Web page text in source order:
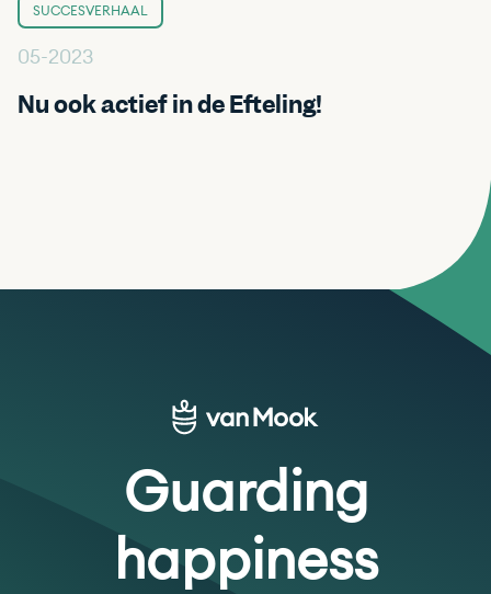
SUCCESVERHAAL
05-2023
Nu ook actief in de Efteling!
Guarding
happiness